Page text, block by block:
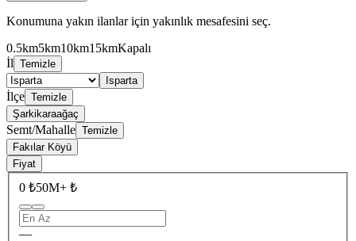
Konumuna yakın ilanlar için yakınlık mesafesini seç.
0.5km5km10km15kmKapalı
İl Temizle
Isparta
İlçe Temizle
Şarkikaraağaç
Semt/Mahalle Temizle
Fakılar Köyü
Fiyat
0 ₺50M+ ₺
—